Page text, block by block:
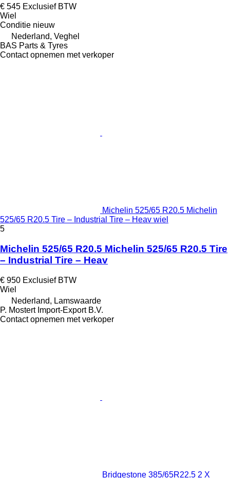
€ 545 Exclusief BTW
Wiel
Conditie nieuw
Nederland, Veghel
BAS Parts & Tyres
Contact opnemen met verkoper
Michelin 525/65 R20.5 Michelin
525/65 R20.5 Tire – Industrial Tire – Heav wiel
5
Michelin 525/65 R20.5 Michelin 525/65 R20.5 Tire
– Industrial Tire – Heav
€ 950 Exclusief BTW
Wiel
Nederland, Lamswaarde
P. Mostert Import-Export B.V.
Contact opnemen met verkoper
Bridgestone 385/65R22.5 2 X